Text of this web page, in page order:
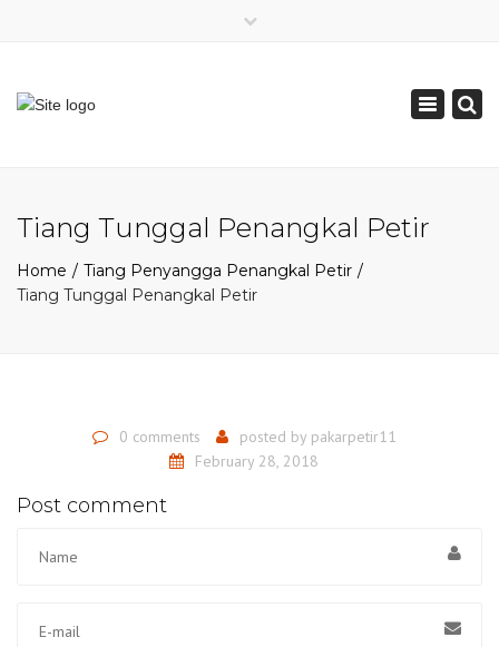
Toggle
Tiang Tunggal Penangkal Petir
Home
Tiang Penyangga Penangkal Petir
Tiang Tunggal Penangkal Petir
0 comments posted by pakarpetir11
February 28, 2018
Post comment